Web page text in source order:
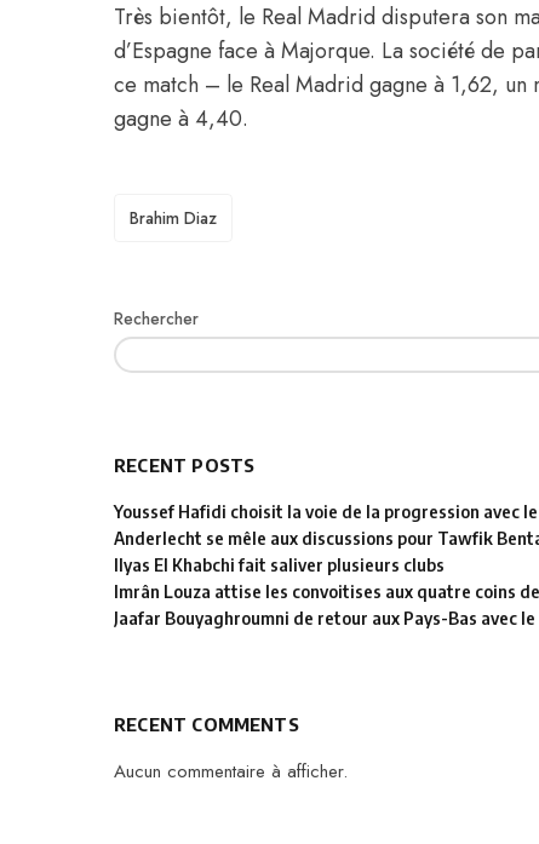
Très bientôt, le Real Madrid disputera son
d’Espagne face à Majorque. La société de
ce match – le Real Madrid gagne à 1,62, un
gagne à 4,40.
TAGS
Brahim Diaz
Rechercher
RECENT POSTS
Youssef Hafidi choisit la voie de la progression avec
Anderlecht se mêle aux discussions pour Tawfik
Ilyas El Khabchi fait saliver plusieurs clubs
Imrân Louza attise les convoitises aux quatre coins de
Jaafar Bouyaghroumni de retour aux Pays-Bas avec le
RECENT COMMENTS
Aucun commentaire à afficher.